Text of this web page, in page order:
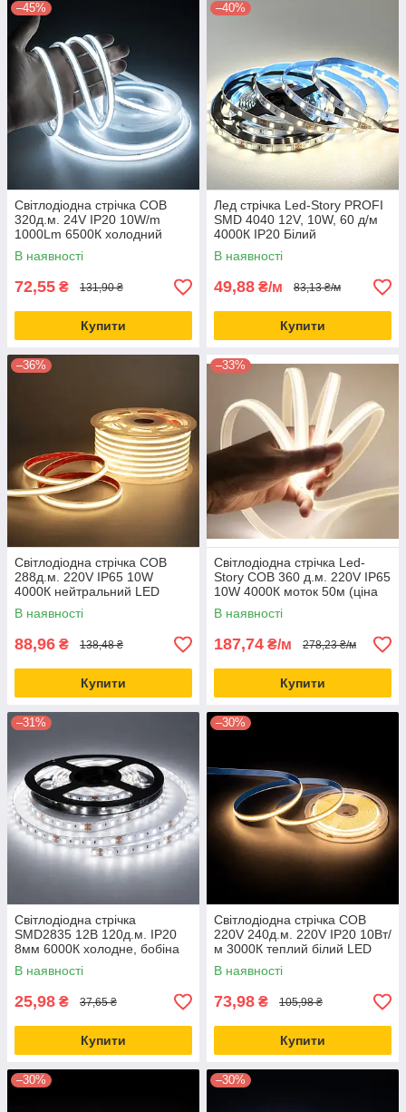
–45%
Світлодіодна стрічка COB
320д.м. 24V IP20 10W/m
1000Lm 6500К холодний
білий, бобіна 5м (ціна 1м)
В наявності
72,55 ₴ 131,90 ₴
Купити
–40%
Лед стрічка Led-Story PROFI
SMD 4040 12V, 10W, 60 д/м
4000К IP20 Білий
нейтральний (ціна 1м)
В наявності
49,88 ₴/м 83,13 ₴/м
Купити
–36%
Світлодіодна стрічка COB
288д.м. 220V IP65 10W
4000К нейтральний LED
STORY (ціна 1м)
В наявності
88,96 ₴ 138,48 ₴
Купити
–33%
Світлодіодна стрічка Led-
Story COB 360 д.м. 220V IP65
10W 4000К моток 50м (ціна
1м)
В наявності
187,74 ₴/м 278,23 ₴/м
Купити
–31%
Світлодіодна стрічка
SMD2835 12В 120д.м. IP20
8мм 6000К холодне, бобіна
10м (ціна 1м)
В наявності
25,98 ₴ 37,65 ₴
Купити
–30%
Світлодіодна стрічка COB
220V 240д.м. 220V IP20 10Вт/
м 3000К теплий білий LED
STORY бобіна 10м (ціна 1м)
В наявності
73,98 ₴ 105,98 ₴
Купити
–30% –30%